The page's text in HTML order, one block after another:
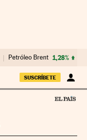
Petróleo Brent 1,28%
SUSCRÍBETE